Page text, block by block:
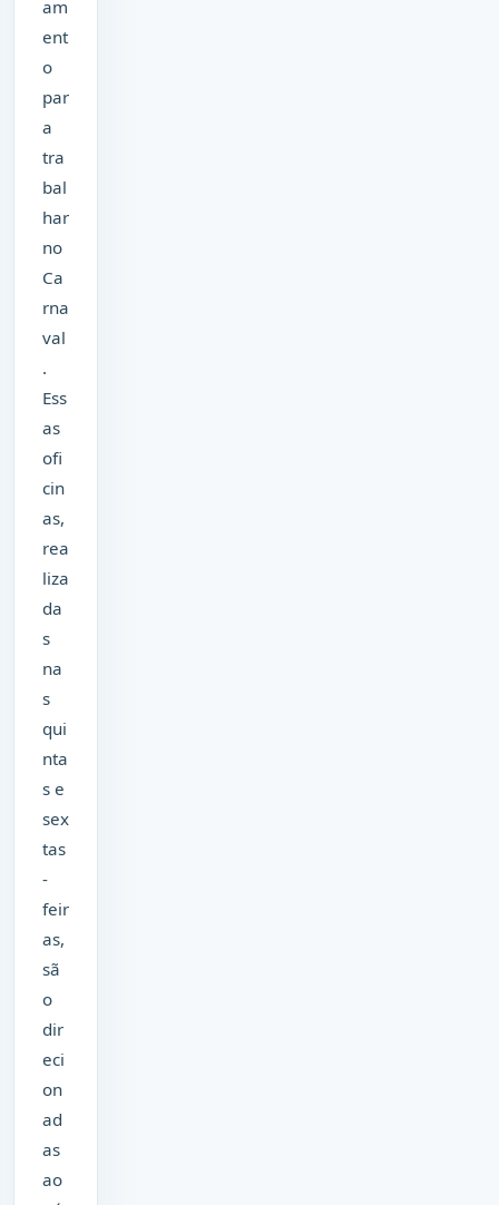
am
ent
o
par
a
tra
bal
har
no
Ca
rna
val
.
Ess
as
ofi
cin
as,
rea
liza
da
s
na
s
qui
nta
s e
sex
tas
-
feir
as,
sã
o
dir
eci
on
ad
as
ao